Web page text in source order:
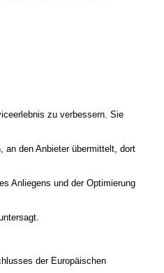
zu verbessern. Sie
an den Anbieter übermittelt, dort
Anliegens und der Optimierung
der Europäischen